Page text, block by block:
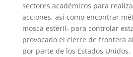
sectores académicos para
acciones, así como encontrar
mosca estéril- para controlar
provocado el cierre de frontera
por parte de los Estados Unidos.